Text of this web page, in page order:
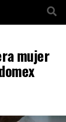
mujer